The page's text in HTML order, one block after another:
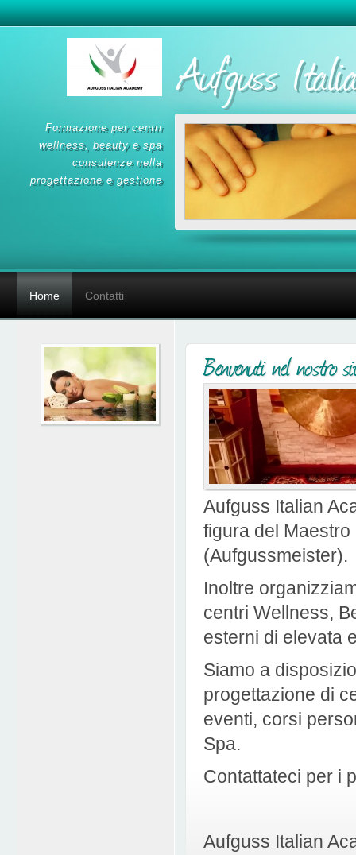
Home Contatti
Aufguss
formazione per centri
wellness, beauty e spa
consulenze nella
progettazione e gestione
Benvenuti nel nostro
Aufguss Italian
figura del
(Aufgussmeister).
Inoltre
centri Wellness,
esterni di elevata
Siamo a
progettazione di
eventi, corsi
Spa.
Contattateci per i
Aufguss Italian